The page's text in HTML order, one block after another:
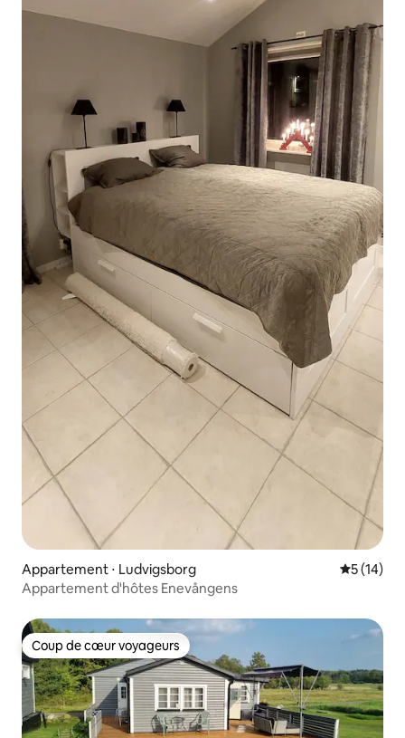
Appartement ⋅ Ludvigsborg
5 (14)
Appartement d'hôtes Enevångens
Coup de cœur voyageurs
Coup de cœur voyageurs